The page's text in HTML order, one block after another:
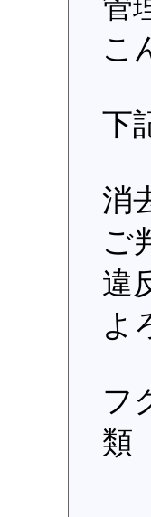
管
こ
下
消
ご
違
よ
フ
類